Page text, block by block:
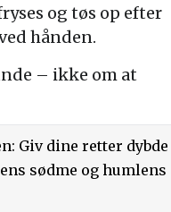
og tøs op efter
hånden.
– ikke om at
Giv dine retter dybde
sødme og humlens